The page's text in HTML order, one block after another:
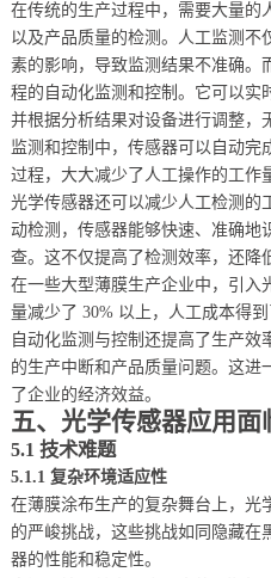
在传统的生产过程中，需要大量的
以及产品质量的检测。人工监测不
素的影响，导致监测结果不准确。
程的自动化监测和控制。它可以实
并根据分析结果对设备进行调整，
监测和控制中，传感器可以自动完
过程，大大减少了人工操作的工作
光学传感器还可以减少人工检测的
动检测，传感器能够快速、准确地
查。这不仅提高了检测效率，还降
在一些大型薄膜生产企业中，引入
量减少了 30% 以上，人工成本得到
自动化监测与控制还提高了生产
的生产中断和产品质量问题。这进
了企业的经济效益。
五、光学传感器应用
5.1 技术难题
5.1.1 复杂环境适应性
在薄膜涂布生产的复杂舞台上，光
的严峻挑战，这些挑战如同隐藏在
器的性能和稳定性。